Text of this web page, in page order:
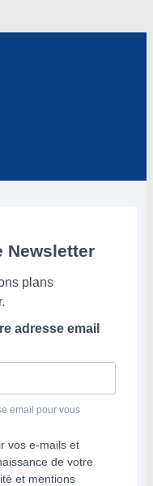
Newsletter
plans
adresse email
email pour vous
vos e-mails et
de votre
et mentions